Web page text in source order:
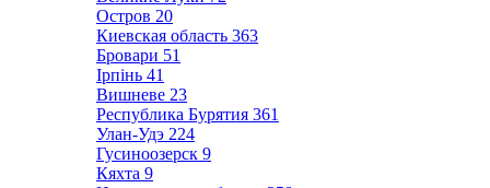
Остров 20
Киевская область 363
Бровари 51
Ірпінь 41
Вишневе 23
Республика Бурятия 361
Улан-Удэ 224
Гусиноозерск 9
Кяхта 9